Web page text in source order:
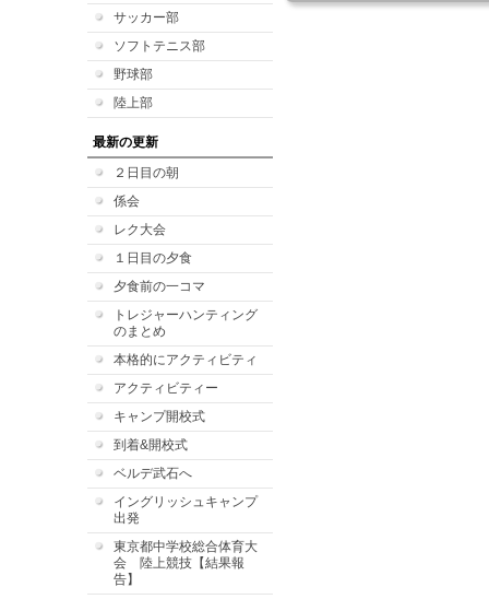
サッカー部
ソフトテニス部
野球部
陸上部
最新の更新
２日目の朝
係会
レク大会
１日目の夕食
夕食前の一コマ
トレジャーハンティング
のまとめ
本格的にアクティビティ
アクティビティー
キャンプ開校式
到着&開校式
ベルデ武石へ
イングリッシュキャンプ
出発
東京都中学校総合体育大
会 陸上競技【結果報
告】